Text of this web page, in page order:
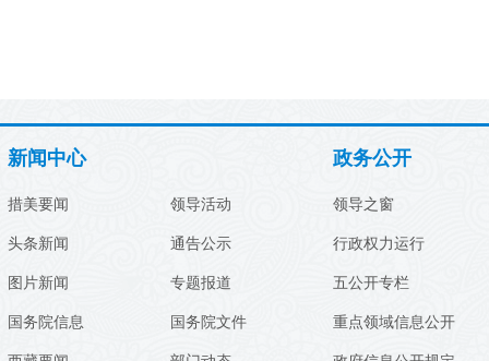
新闻中心
措美要闻
头条新闻
图片新闻
国务院信息
领导活动
通告公示
专题报道
国务院文件
政务公开
领导之窗
行政权力运行
五公开专栏
重点领域信息公开